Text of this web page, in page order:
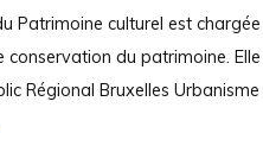
Patrimoine culturel est
conservation du patrimoine.
Régional Bruxelles